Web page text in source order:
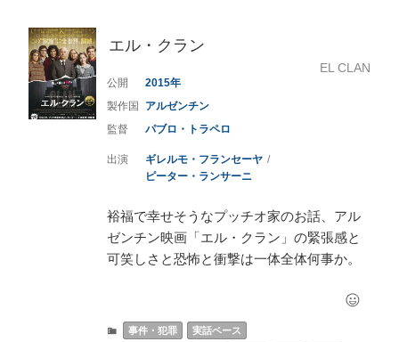
エル・クラン
EL CLAN
2015
アルゼンチン
パブロ・トラペロ
ギレルモ・フランセーヤ
ピーター・ランサーニ
裕福で幸せそうなプッチオ家のお話、アル
ゼンチン映画「エル・クラン」の緊張感と
可笑しさと恐怖と衝撃は一体全体何事か。
事件・犯罪 実話ベース